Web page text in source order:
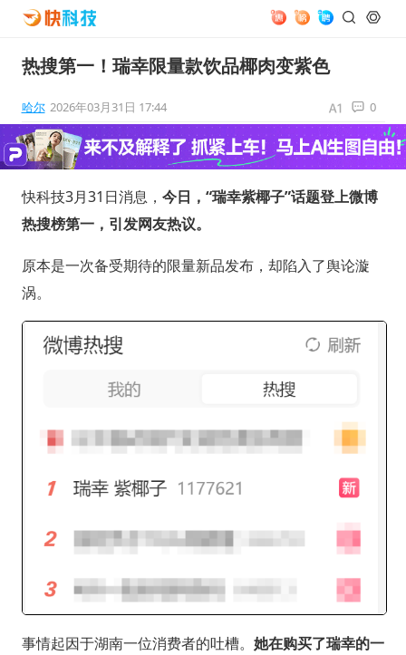
热搜第一！瑞幸限量款饮品椰肉变紫色
哈尔 2026年03月31日 17:44 0
快科技3月31日消息， 今日，“瑞幸紫椰子”话题登上微博
热搜榜第一，引发网友热议。
原本是一次备受期待的限量新品发布，却陷入了舆论漩
涡。
事情起因于湖南一位消费者的吐槽。 她在购买了瑞幸的一